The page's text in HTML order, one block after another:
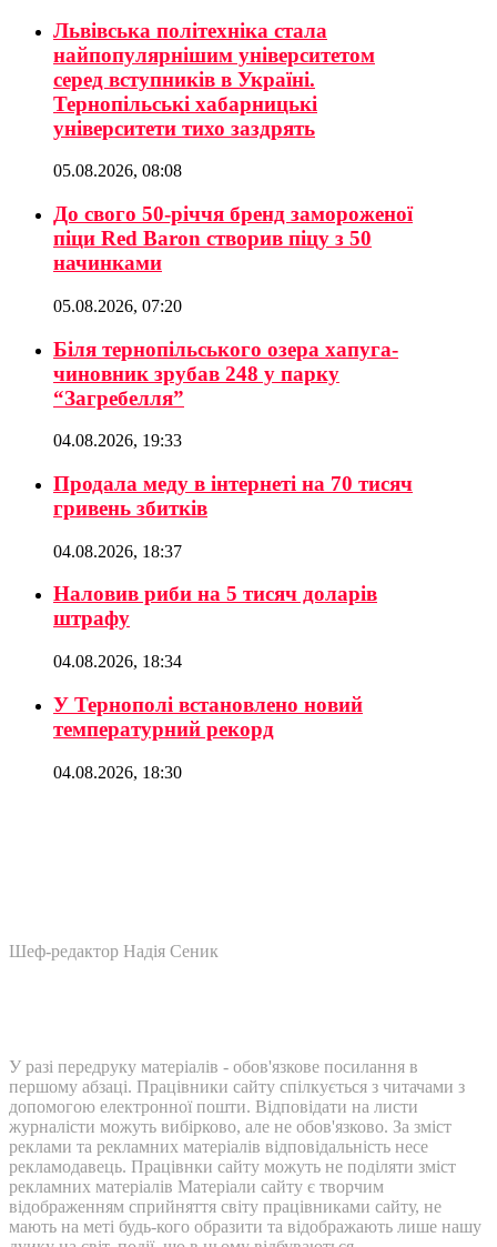
Львівська політехніка стала
найпопулярнішим університетом
серед вступників в Україні.
Тернопільські хабарницькі
університети тихо заздрять
05.08.2026, 08:08
До свого 50-річчя бренд замороженої
піци Red Baron створив піцу з 50
начинками
05.08.2026, 07:20
Біля тернопільського озера хапуга-
чиновник зрубав 248 у парку
“Загребелля”
04.08.2026, 19:33
Продала меду в інтернеті на 70 тисяч
гривень збитків
04.08.2026, 18:37
Наловив риби на 5 тисяч доларів
штрафу
04.08.2026, 18:34
У Тернополі встановлено новий
температурний рекорд
04.08.2026, 18:30
Шеф-редактор Надія Сеник
У разі передруку матеріалів - обов'язкове посилання в
першому абзаці. Працівники сайту спілкується з читачами з
допомогою електронної пошти. Відповідати на листи
журналісти можуть вибірково, але не обов'язково. За зміст
реклами та рекламних матеріалів відповідальність несе
рекламодавець. Працівнки сайту можуть не поділяти зміст
рекламних матеріалів Матеріали сайту є творчим
відображенням сприйняття світу працівниками сайту, не
мають на меті будь-кого образити та відображають лише нашу